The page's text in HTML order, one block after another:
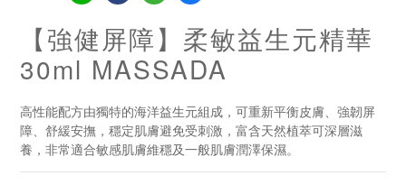
【強健屏障】柔敏益生元精華
30ml MASSADA
高性能配方由獨特的海洋益生元組成，可重新平衡皮膚、強韌屏
障、舒緩安撫，穩定肌膚避免受刺激，富含天然植萃可深層滋
養，非常適合敏感肌膚維穩及一般肌膚潤澤保濕。